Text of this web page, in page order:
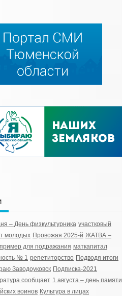
– День физкультурника участковый
молодых Провожая 2025-й ЖАТВА –
пример для подражания маткапитал
№ 1 репетиторство Подводя итоги
Заводоуковск Подписка-2021
сообщает 1 августа – день памяти
воинов Культура в лицах